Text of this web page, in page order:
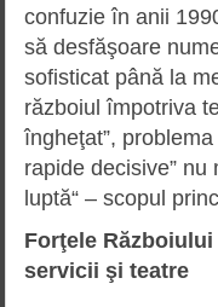
confuzie în anii
să desfăşoare
sofisticat până la
războiul împotriva
îngheţat”,
rapide decisive”
luptă“ – scopul
Forţele
servicii şi teatre